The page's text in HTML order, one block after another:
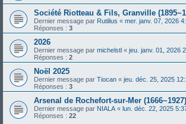
Société Riotteau & Fils, Granville
Dernier message par Rutilius « mer. janv. 07, 2026
Réponses : 3
2026
Dernier message par michelstl « jeu. janv. 01, 2026
Réponses : 2
Noël 2025
Dernier message par Tiocan « jeu. déc. 25, 2025
Réponses : 3
Arsenal de Rochefort-sur-Mer
Dernier message par NIALA « lun. déc. 22, 2025
Réponses : 22